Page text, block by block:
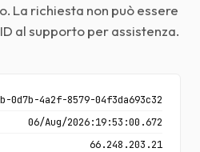
La richiesta non può essere
al supporto per assistenza.
0d7b-4a2f-8579-04f3da693c32
06/Aug/2026:19:53:00.672
66.248.203.21